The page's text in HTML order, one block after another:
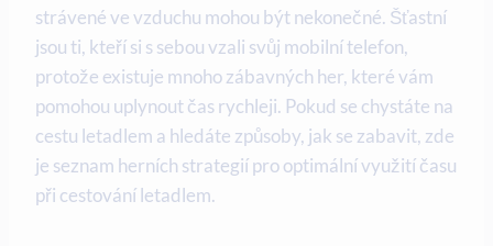
strávené ve vzduchu mohou být nekonečné. Šťastní
jsou ti, kteří si s sebou vzali svůj mobilní telefon,
protože existuje mnoho zábavných her, které vám
pomohou uplynout čas rychleji. Pokud se chystáte na
cestu letadlem a hledáte způsoby, jak se zabavit, zde
je seznam herních strategií pro optimální využití času
při cestování letadlem.